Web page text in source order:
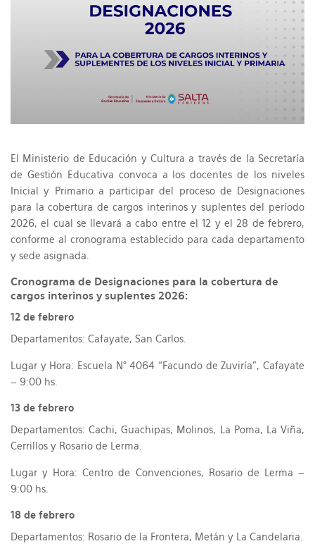
El Ministerio de Educación y Cultura a través de la Secretaría
de Gestión Educativa convoca a los docentes de los niveles
Inicial y Primario a participar del proceso de Designaciones
para la cobertura de cargos interinos y suplentes del período
2026, el cual se llevará a cabo entre el 12 y el 28 de febrero,
conforme al cronograma establecido para cada departamento
y sede asignada.
Cronograma de Designaciones para la cobertura de
cargos interinos y suplentes 2026:
12 de febrero
Departamentos: Cafayate, San Carlos.
Lugar y Hora: Escuela N° 4064 “Facundo de Zuviría”, Cafayate
– 9:00 hs.
13 de febrero
Departamentos: Cachi, Guachipas, Molinos, La Poma, La Viña,
Cerrillos y Rosario de Lerma.
Lugar y Hora: Centro de Convenciones, Rosario de Lerma –
9:00 hs.
18 de febrero
Departamentos: Rosario de la Frontera, Metán y La Candelaria.